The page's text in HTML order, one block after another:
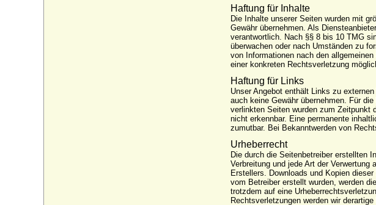
Haftung für Inhalte
Die Inhalte unserer Seiten wurden mit
Gewähr übernehmen. Als
verantwortlich. Nach §§ 8 bis 10 TMG
überwachen oder nach Umständen zu
von Informationen nach den
einer konkreten Rechtsverletzung
Haftung für Links
Unser Angebot enthält Links zu
auch keine Gewähr übernehmen. Für
verlinkten Seiten wurden zum Zeitpunkt
nicht erkennbar. Eine permanente
zumutbar. Bei Bekanntwerden von
Urheberrecht
Die durch die Seitenbetreiber erstellten
Verbreitung und jede Art der
Erstellers. Downloads und Kopien
vom Betreiber erstellt wurden, werden
trotzdem auf eine
Rechtsverletzungen werden wir